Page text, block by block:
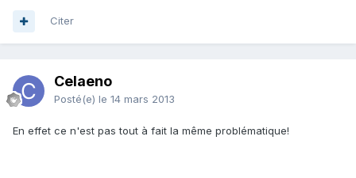
Citer
Celaeno
Posté(e) le 14 mars 2013
En effet ce n'est pas tout à fait la même problématique!